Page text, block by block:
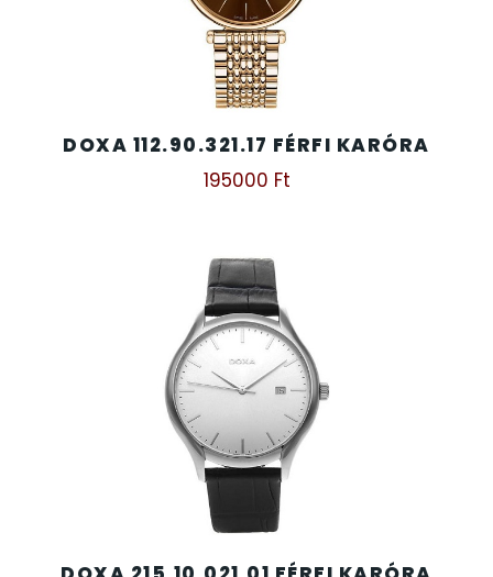
DOXA 112.90.321.17 FÉRFI KARÓRA
195000 Ft
ZSOLNAY PORCELÁN